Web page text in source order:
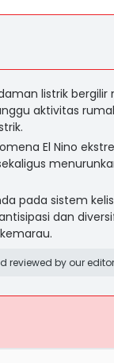
listrik bergilir
aktivitas
El Nino
pada sistem
dan
reviewed by our